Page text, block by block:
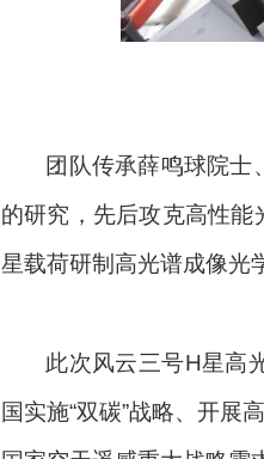
团队传承薛鸣球院士
的研究，先后攻克高性
星载荷研制高光谱成像光
此次风云三号H星高
国实施“双碳”战略、开